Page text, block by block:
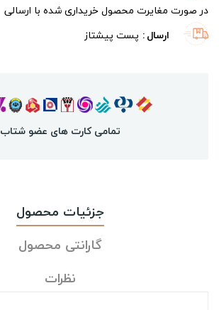
در صورت مغایرت محصول خریداری شده با ارسالی
ارسال پست پیشتاز
تمامی کارت های عضو شتاب
جزئیات محصول
گارانتی محصول
نظرات